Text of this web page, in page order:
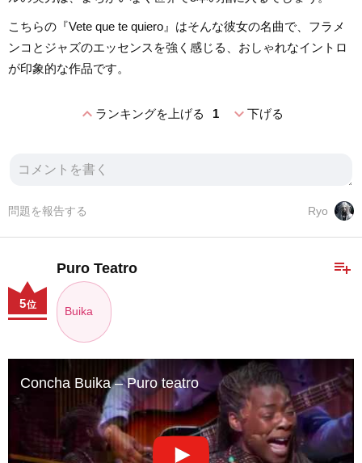
こちらの『Vete que te quiero』はそんな彼女の名曲で、フラメ
ンコとジャズのエッセンスを強く感じる、おしゃれなイントロ
が印象的な作品です。
expand_lessランキングを上げる 1 expand_more下げる
Ryo
問題を報告する
playlist_add
Puro Teatro
Buika
5位
Concha Buika – Puro teatro